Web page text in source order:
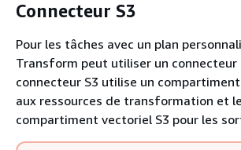
Connecteur S3
Pour les tâches avec un plan
Transform peut utiliser un connecteur
connecteur S3 utilise un
aux ressources de transformation et
compartiment vectoriel S3 pour les